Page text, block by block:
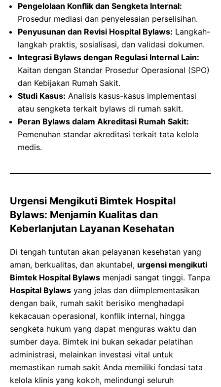
Pengelolaan Konflik dan Sengketa Internal:
Prosedur mediasi dan penyelesaian perselisihan.
Penyusunan dan Revisi Hospital Bylaws: Langkah-
langkah praktis, sosialisasi, dan validasi dokumen.
Integrasi Bylaws dengan Regulasi Internal Lain:
Kaitan dengan Standar Prosedur Operasional (SPO)
dan Kebijakan Rumah Sakit.
Studi Kasus: Analisis kasus-kasus implementasi
atau sengketa terkait bylaws di rumah sakit.
Peran Bylaws dalam Akreditasi Rumah Sakit:
Pemenuhan standar akreditasi terkait tata kelola
medis.
Urgensi Mengikuti Bimtek Hospital
Bylaws: Menjamin Kualitas dan
Keberlanjutan Layanan Kesehatan
Di tengah tuntutan akan pelayanan kesehatan yang
aman, berkualitas, dan akuntabel, urgensi mengikuti
Bimtek Hospital Bylaws menjadi sangat tinggi. Tanpa
Hospital Bylaws yang jelas dan diimplementasikan
dengan baik, rumah sakit berisiko menghadapi
kekacauan operasional, konflik internal, hingga
sengketa hukum yang dapat menguras waktu dan
sumber daya. Bimtek ini bukan sekadar pelatihan
administrasi, melainkan investasi vital untuk
memastikan rumah sakit Anda memiliki fondasi tata
kelola klinis yang kokoh, melindungi seluruh